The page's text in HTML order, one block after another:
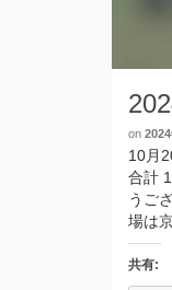
on
10月
合計
うご
場は
共有: